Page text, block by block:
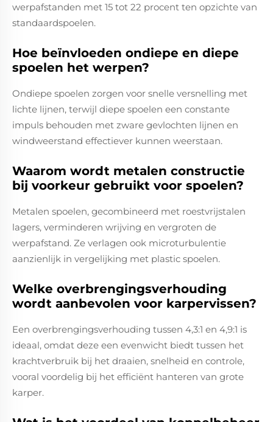
werpafstanden met 15 tot 22 procent ten opzichte van
standaardspoelen.
Hoe beïnvloeden ondiepe en diepe
spoelen het werpen?
Ondiepe spoelen zorgen voor snelle versnelling met
lichte lijnen, terwijl diepe spoelen een constante
impuls behouden met zware gevlochten lijnen en
windweerstand effectiever kunnen weerstaan.
Waarom wordt metalen constructie
bij voorkeur gebruikt voor spoelen?
Metalen spoelen, gecombineerd met roestvrijstalen
lagers, verminderen wrijving en vergroten de
werpafstand. Ze verlagen ook microturbulentie
aanzienlijk in vergelijking met plastic spoelen.
Welke overbrengingsverhouding
wordt aanbevolen voor karpervissen?
Een overbrengingsverhouding tussen 4,3:1 en 4,9:1 is
ideaal, omdat deze een evenwicht biedt tussen het
krachtverbruik bij het draaien, snelheid en controle,
vooral voordelig bij het efficiënt hanteren van grote
karper.